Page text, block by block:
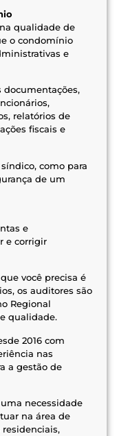
qualidade de
o condomínio
e
documentações,
relatórios de
fiscais e
como para
de um
e
e corrigir
você precisa é
os auditores são
Regional
qualidade.
2016 com
nas
a gestão de
necessidade
na área de